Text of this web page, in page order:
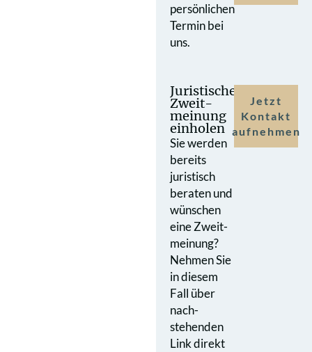
persönlichen
Termin bei
uns.
Juristische
Zweit­
meinung
einholen
Sie werden
bereits
juristisch
beraten und
wünschen
eine Zweit­
meinung?
Nehmen Sie
in diesem
Fall über
nach­
stehenden
Link direkt
Jetzt
Kontakt
aufnehmen